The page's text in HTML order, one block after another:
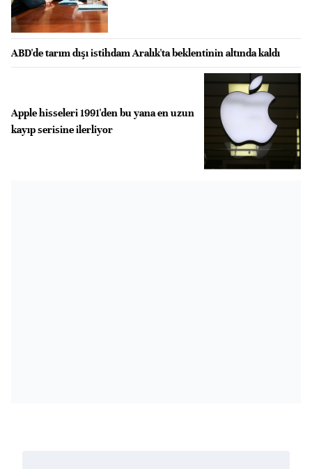
ABD'de tarım dışı istihdam Aralık'ta beklentinin altında kaldı
Apple hisseleri 1991'den bu yana en uzun
kayıp serisine ilerliyor